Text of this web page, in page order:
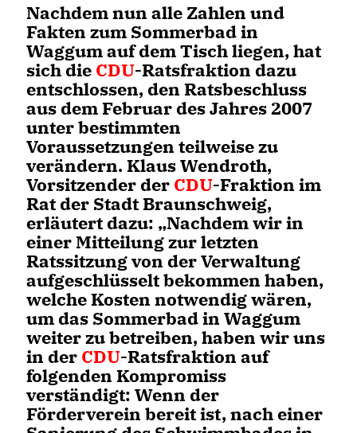
Nachdem nun alle Zahlen und
Fakten zum Sommerbad in
Waggum auf dem Tisch liegen, hat
sich die CDU-Ratsfraktion dazu
entschlossen, den Ratsbeschluss
aus dem Februar des Jahres 2007
unter bestimmten
Voraussetzungen teilweise zu
verändern. Klaus Wendroth,
Vorsitzender der CDU-Fraktion im
Rat der Stadt Braunschweig,
erläutert dazu: „Nachdem wir in
einer Mitteilung zur letzten
Ratssitzung von der Verwaltung
aufgeschlüsselt bekommen haben,
welche Kosten notwendig wären,
um das Sommerbad in Waggum
weiter zu betreiben, haben wir uns
in der CDU-Ratsfraktion auf
folgenden Kompromiss
verständigt: Wenn der
Förderverein bereit ist, nach einer